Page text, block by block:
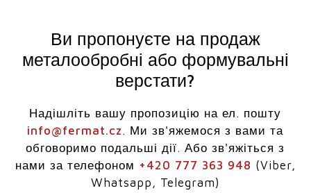
Ви пропонуєте на продаж
металообробні або формувальні
верстати?
Надішліть вашу пропозицію на ел. пошту
info@fermat.cz. Ми зв'яжемося з вами та
обговоримо подальші дії. Або зв'яжіться з
нами за телефоном +420 777 363 948 (Viber,
Whatsapp, Telegram)